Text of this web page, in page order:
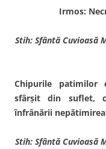
Irmos:
Stih: Sfântă Cuvioasă
Chipurile patimilor
sfârşit din suflet,
înfrânării
Stih: Sfântă Cuvioasă